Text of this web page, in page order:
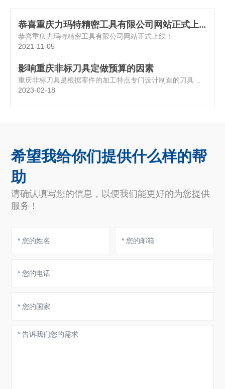
恭喜重庆力玛特精密工具有限公司网站正式上
线！
恭喜重庆力玛特精密工具有限公司网站正式上线！
2021-11-05
影响重庆非标刀具定做预算的因素
重庆非标刀具是根据零件的加工特点专门设计制造的刀具，
可以提高生产效率，降低成本。随着社会的进步和产品的日
2023-02-18
希望我给你们提供什么样的帮
助
请确认填写您的信息，以便我们能更好的为您提供
服务！